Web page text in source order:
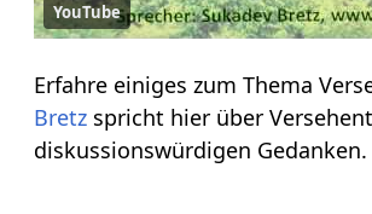
YouTube
Bretz
diskussionswürdigen Gedanken.